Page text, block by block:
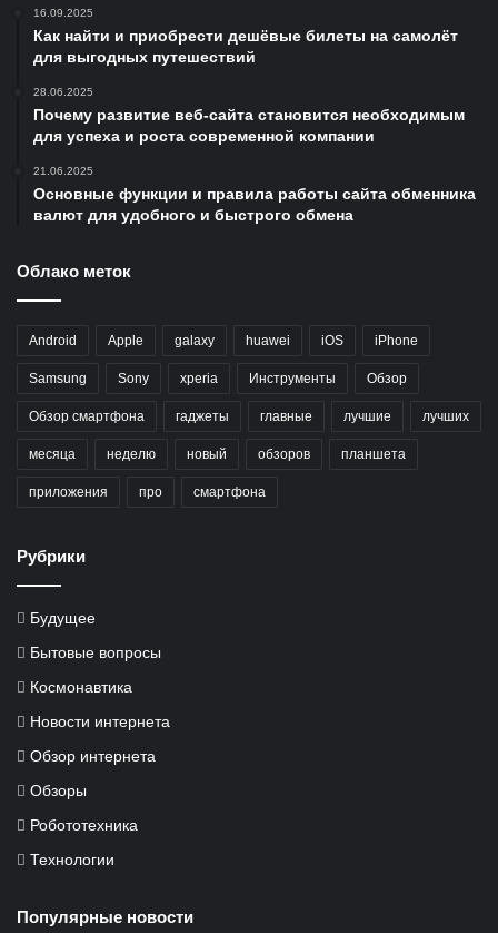
16.09.2025
Как найти и приобрести дешёвые билеты на самолёт
для выгодных путешествий
28.06.2025
Почему развитие веб-сайта становится необходимым
для успеха и роста современной компании
21.06.2025
Основные функции и правила работы сайта обменника
валют для удобного и быстрого обмена
Облако меток
Android Apple galaxy huawei iOS iPhone
Samsung Sony xperia Инструменты Обзор
Обзор смартфона гаджеты главные лучшие лучших
месяца неделю новый обзоров планшета
приложения про смартфона
Рубрики
Будущее
Бытовые вопросы
Космонавтика
Новости интернета
Обзор интернета
Обзоры
Робототехника
Технологии
Популярные новости